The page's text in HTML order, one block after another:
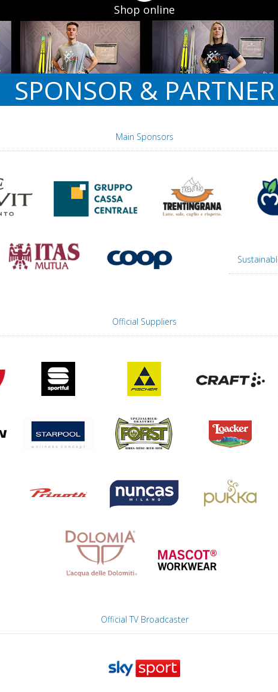
Shop online
SPONSOR & PARTNER
Main Sponsors
Official Suppliers
Official TV Broadcaster